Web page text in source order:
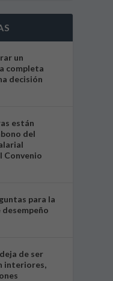
un
completa
decisión
están
del
Convenio
para la
desempeño
de ser
interiores,